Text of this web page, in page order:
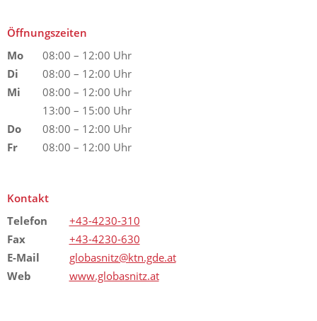
Öffnungszeiten
Mo
08:00 – 12:00 Uhr
Di
08:00 – 12:00 Uhr
Mi
08:00 – 12:00 Uhr
13:00 – 15:00 Uhr
Do
08:00 – 12:00 Uhr
Fr
08:00 – 12:00 Uhr
Kontakt
Telefon
+43-4230-310
Fax
+43-4230-630
E-Mail
globasnitz@ktn.gde.at
Web
www.globasnitz.at